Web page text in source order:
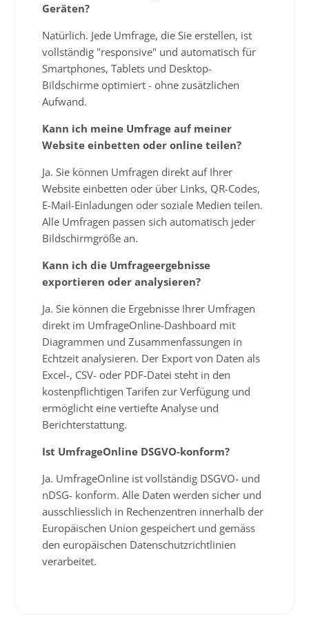
Geräten?
Natürlich. Jede Umfrage, die Sie erstellen, ist
vollständig "responsive" und automatisch für
Smartphones, Tablets und Desktop-
Bildschirme optimiert - ohne zusätzlichen
Aufwand.
Kann ich meine Umfrage auf meiner
Website einbetten oder online teilen?
Ja. Sie können Umfragen direkt auf Ihrer
Website einbetten oder über Links, QR-Codes,
E-Mail-Einladungen oder soziale Medien teilen.
Alle Umfragen passen sich automatisch jeder
Bildschirmgröße an.
Kann ich die Umfrageergebnisse
exportieren oder analysieren?
Ja. Sie können die Ergebnisse Ihrer Umfragen
direkt im UmfrageOnline-Dashboard mit
Diagrammen und Zusammenfassungen in
Echtzeit analysieren. Der Export von Daten als
Excel-, CSV- oder PDF-Datei steht in den
kostenpflichtigen Tarifen zur Verfügung und
ermöglicht eine vertiefte Analyse und
Berichterstattung.
Ist UmfrageOnline DSGVO-konform?
Ja. UmfrageOnline ist vollständig DSGVO- und
nDSG- konform. Alle Daten werden sicher und
ausschliesslich in Rechenzentren innerhalb der
Europäischen Union gespeichert und gemäss
den europäischen Datenschutzrichtlinien
verarbeitet.